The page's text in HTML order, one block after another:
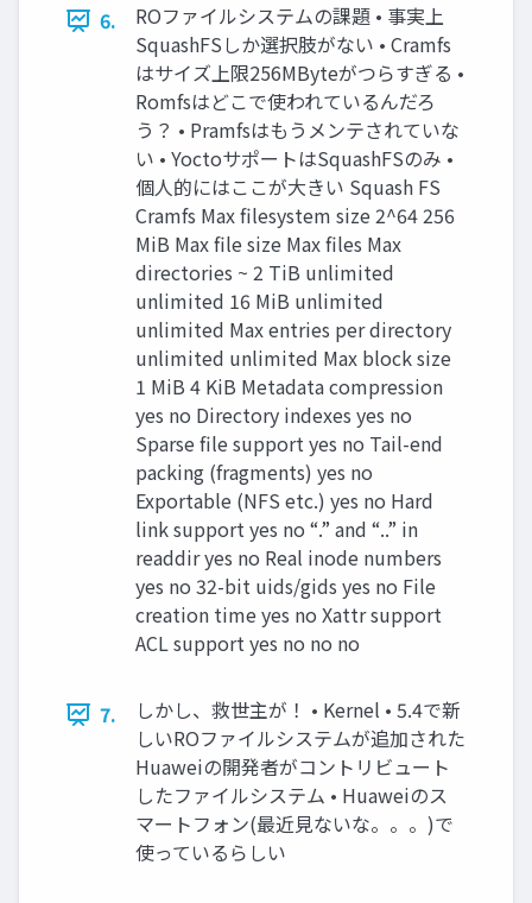
6.
ROファイルシステムの課題 • 事実上
SquashFSしか選択肢がない • Cramfs
はサイズ上限256MByteがつらすぎる •
Romfsはどこで使われているんだろ
う？ • Pramfsはもうメンテされていな
い • YoctoサポートはSquashFSのみ •
個人的にはここが大きい Squash FS
Cramfs Max filesystem size 2^64 256
MiB Max file size Max files Max
directories ~ 2 TiB unlimited
unlimited 16 MiB unlimited
unlimited Max entries per directory
unlimited unlimited Max block size
1 MiB 4 KiB Metadata compression
yes no Directory indexes yes no
Sparse file support yes no Tail-end
packing (fragments) yes no
Exportable (NFS etc.) yes no Hard
link support yes no “.” and “..” in
readdir yes no Real inode numbers
yes no 32-bit uids/gids yes no File
creation time yes no Xattr support
ACL support yes no no no
7.
しかし、救世主が！ • Kernel • 5.4で新
しいROファイルシステムが追加された
Huaweiの開発者がコントリビュート
したファイルシステム • Huaweiのス
マートフォン(最近見ないな。。。)で
使っているらしい